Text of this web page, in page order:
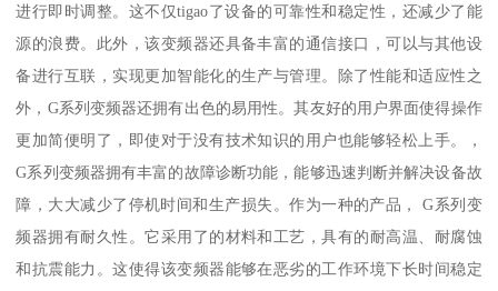
进行即时调整。这不仅tigao了设备的可靠性和稳定性，还减少了能
源的浪费。此外，该变频器还具备丰富的通信接口，可以与其他设
备进行互联，实现更加智能化的生产与管理。除了性能和适应性之
外，G系列变频器还拥有出色的易用性。其友好的用户界面使得操作
更加简便明了，即使对于没有技术知识的用户也能够轻松上手。，
G系列变频器拥有丰富的故障诊断功能，能够迅速判断并解决设备故
障，大大减少了停机时间和生产损失。作为一种的产品， G系列变
频器拥有耐久性。它采用了的材料和工艺，具有的耐高温、耐腐蚀
和抗震能力。这使得该变频器能够在恶劣的工作环境下长时间稳定